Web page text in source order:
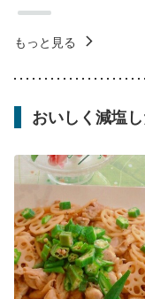
もっと見る
おいしく減塩